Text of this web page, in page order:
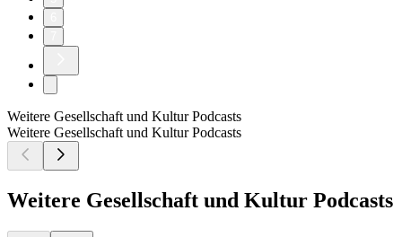
Weitere Gesellschaft und Kultur Podcasts
Weitere Gesellschaft und Kultur Podcasts
Weitere Gesellschaft und Kultur Podcasts